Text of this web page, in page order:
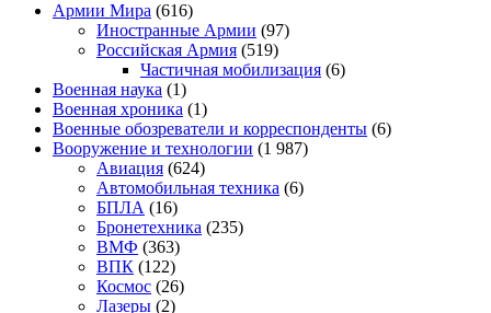
Армии Мира (616)
Иностранные Армии (97)
Российская Армия (519)
Частичная мобилизация (6)
Военная наука (1)
Военная хроника (1)
Военные обозреватели и корреспонденты (6)
Вооружение и технологии (1 987)
Авиация (624)
Автомобильная техника (6)
БПЛА (16)
Бронетехника (235)
ВМФ (363)
ВПК (122)
Космос (26)
Лазеры (2)